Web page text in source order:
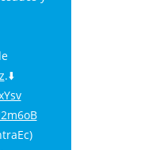
.⬇️